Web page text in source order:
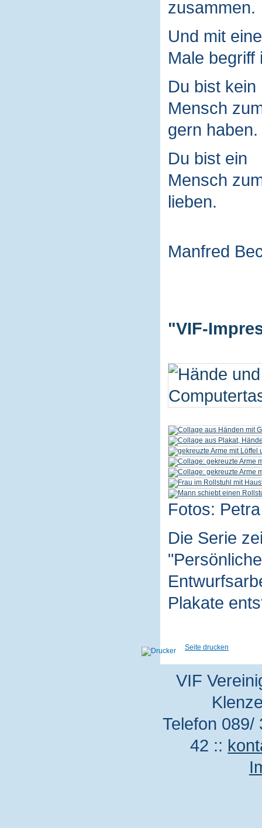
zusammen.
Und mit
Male begriff
Du bist kein
Mensch
gern haben.
Du bist ein
Mensch
lieben.
Manfred
"VIF-
Fotos:
Die Serie
Plakate
Seite drucken
VIF
Telefon
42 ::